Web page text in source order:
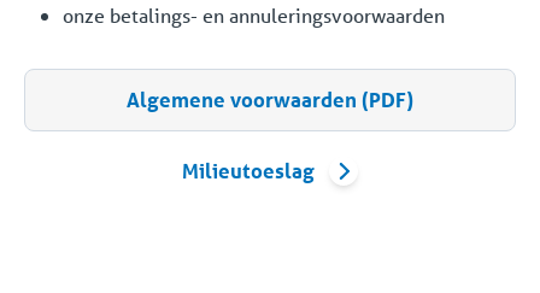
onze betalings- en annuleringsvoorwaarden
Algemene voorwaarden (PDF)
Milieutoeslag